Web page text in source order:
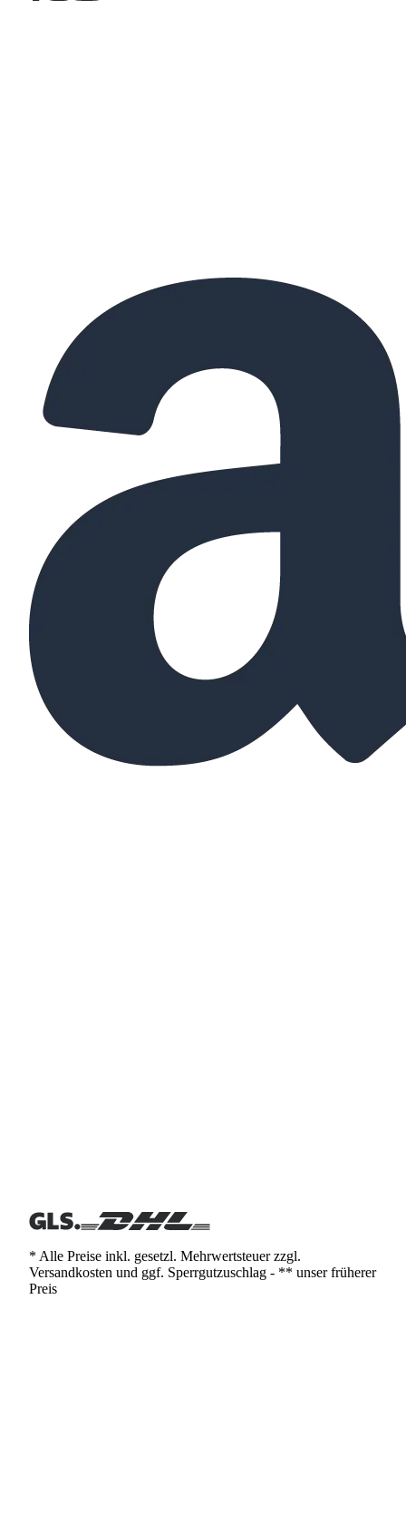
* Alle Preise inkl. gesetzl. Mehrwertsteuer zzgl.
Versandkosten und ggf. Sperrgutzuschlag - ** unser früherer
Preis